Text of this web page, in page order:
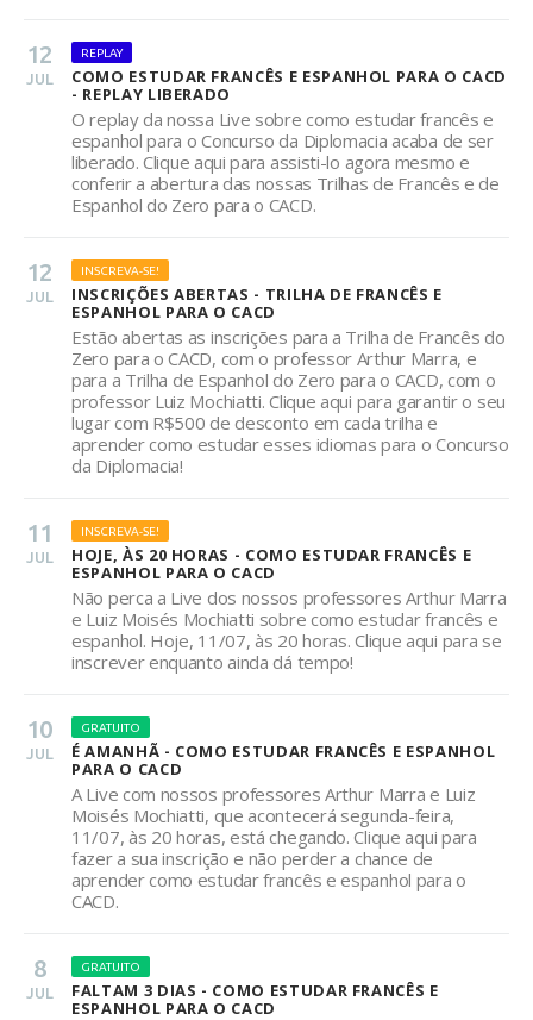
12
JUL
REPLAY
COMO ESTUDAR FRANCÊS E ESPANHOL PARA O CACD
- REPLAY LIBERADO
O replay da nossa Live sobre como estudar francês e
espanhol para o Concurso da Diplomacia acaba de ser
liberado. Clique aqui para assisti-lo agora mesmo e
conferir a abertura das nossas Trilhas de Francês e de
Espanhol do Zero para o CACD.
12
JUL
INSCREVA-SE!
INSCRIÇÕES ABERTAS - TRILHA DE FRANCÊS E
ESPANHOL PARA O CACD
Estão abertas as inscrições para a Trilha de Francês do
Zero para o CACD, com o professor Arthur Marra, e
para a Trilha de Espanhol do Zero para o CACD, com o
professor Luiz Mochiatti. Clique aqui para garantir o seu
lugar com R$500 de desconto em cada trilha e
aprender como estudar esses idiomas para o Concurso
da Diplomacia!
11
JUL
INSCREVA-SE!
HOJE, ÀS 20 HORAS - COMO ESTUDAR FRANCÊS E
ESPANHOL PARA O CACD
Não perca a Live dos nossos professores Arthur Marra
e Luiz Moisés Mochiatti sobre como estudar francês e
espanhol. Hoje, 11/07, às 20 horas. Clique aqui para se
inscrever enquanto ainda dá tempo!
10
JUL
GRATUITO
É AMANHÃ - COMO ESTUDAR FRANCÊS E ESPANHOL
PARA O CACD
A Live com nossos professores Arthur Marra e Luiz
Moisés Mochiatti, que acontecerá segunda-feira,
11/07, às 20 horas, está chegando. Clique aqui para
fazer a sua inscrição e não perder a chance de
aprender como estudar francês e espanhol para o
CACD.
8
JUL
GRATUITO
FALTAM 3 DIAS - COMO ESTUDAR FRANCÊS E
ESPANHOL PARA O CACD